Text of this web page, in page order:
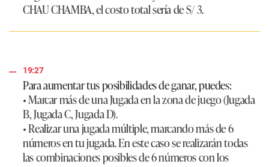
CHAU CHAMBA, el costo total sería deS/ 3.
19:27
Para aumentar tus posibilidades de ganar, puedes:
• Marcar más de una Jugada en la zona de juego (Jugada
B, Jugada C, Jugada D).
• Realizar una jugada múltiple, marcando más de 6
números en tu jugada. En este caso se realizarán todas
las combinaciones posibles de 6 números con los